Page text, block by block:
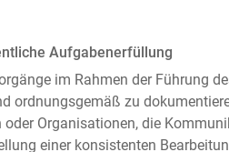
Aufgabenerfüllung
im Rahmen der Führung
ordnungsgemäß zu
Organisationen, die
einer konsistenten